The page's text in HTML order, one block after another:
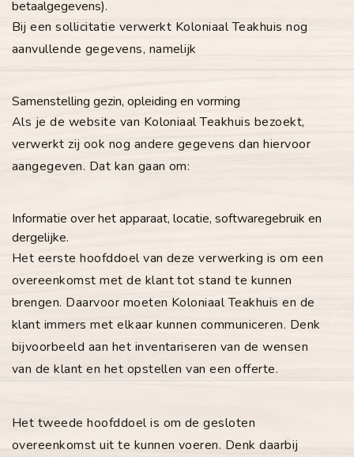
betaalgegevens).
Bij een sollicitatie verwerkt Koloniaal Teakhuis nog
aanvullende gegevens, namelijk
Samenstelling gezin, opleiding en vorming
Als je de website van Koloniaal Teakhuis bezoekt,
verwerkt zij ook nog andere gegevens dan hiervoor
aangegeven. Dat kan gaan om:
Informatie over het apparaat, locatie, softwaregebruik en
dergelijke.
Het eerste hoofddoel van deze verwerking is om een
overeenkomst met de klant tot stand te kunnen
brengen. Daarvoor moeten Koloniaal Teakhuis en de
klant immers met elkaar kunnen communiceren. Denk
bijvoorbeeld aan het inventariseren van de wensen
van de klant en het opstellen van een offerte.
Het tweede hoofddoel is om de gesloten
overeenkomst uit te kunnen voeren. Denk daarbij